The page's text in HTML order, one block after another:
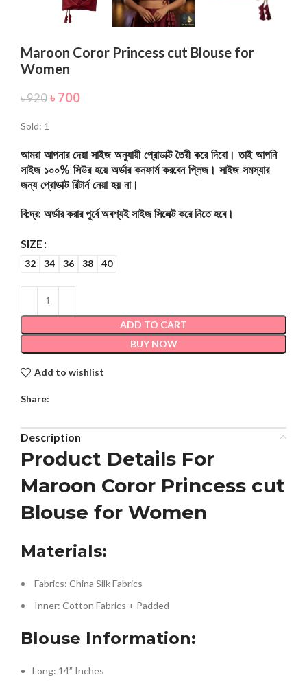
Maroon Coror Princess cut Blouse for
Women
৳920 ৳ 700
Sold: 1
আমরা আপনার দেয়া সাইজ অনুযায়ী প্রোডাক্ট তৈরী করে দিবো। তাই আপনি
সাইজ ১০০% সিউর হয়ে অর্ডার কনফার্ম করবেন প্লিজ। সাইজ সমস্যার
জন্য প্রোডাক্ট রিটার্ন নেয়া হয় না।
বি:দ্র: অর্ডার করার পূর্বে অবশ্যই সাইজ সিলেক্ট করে নিতে হবে।
SIZE
32 34 36 38 40
ADD TO CART
BUY NOW
Add to wishlist
Share:
Description
Product Details For
Maroon Coror Princess cut
Blouse for Women
Materials:
Fabrics: China Silk Fabrics
Inner: Cotton Fabrics + Padded
Blouse Information:
Long: 14” Inches